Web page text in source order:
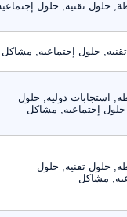
حلول تقنيه, حلول إجتماعيه
حلول إجتماعيه, مشاكل
استجابات دولية, حلول
إجتماعيه, مشاكل
حلول تقنيه, حلول
مشاكل